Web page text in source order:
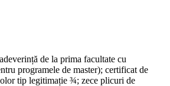
de la prima facultate cu
programele de master); certificat de
tip legitimație ¾; zece plicuri de